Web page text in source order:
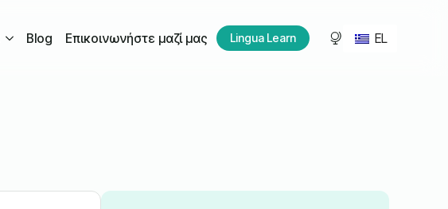
Blog Επικοινωνήστε μαζί μας Lingua Learn EL